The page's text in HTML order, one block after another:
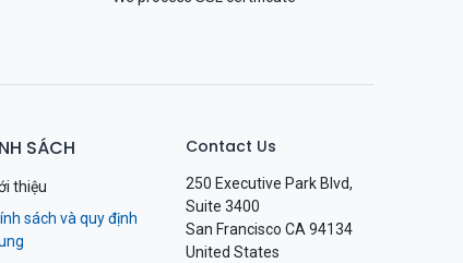
SÁCH
thiệu
sách và quy định
Contact Us
250 Executive Park Blvd,
Suite 3400
San Francisco CA 94134
United States